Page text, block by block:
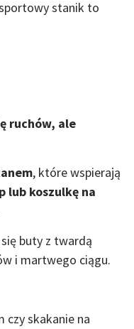
stanik to
ruchów, ale
, które wspierają
lub koszulkę na
buty z twardą
i martwego ciągu.
czy skakanie na